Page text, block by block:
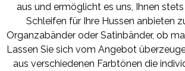
aus und ermöglicht es uns, Ihnen
Schleifen für Ihre Hussen anbieten
Organzabänder oder Satinbänder, ob
Lassen Sie sich vom Angebot
aus verschiedenen Farbtönen die